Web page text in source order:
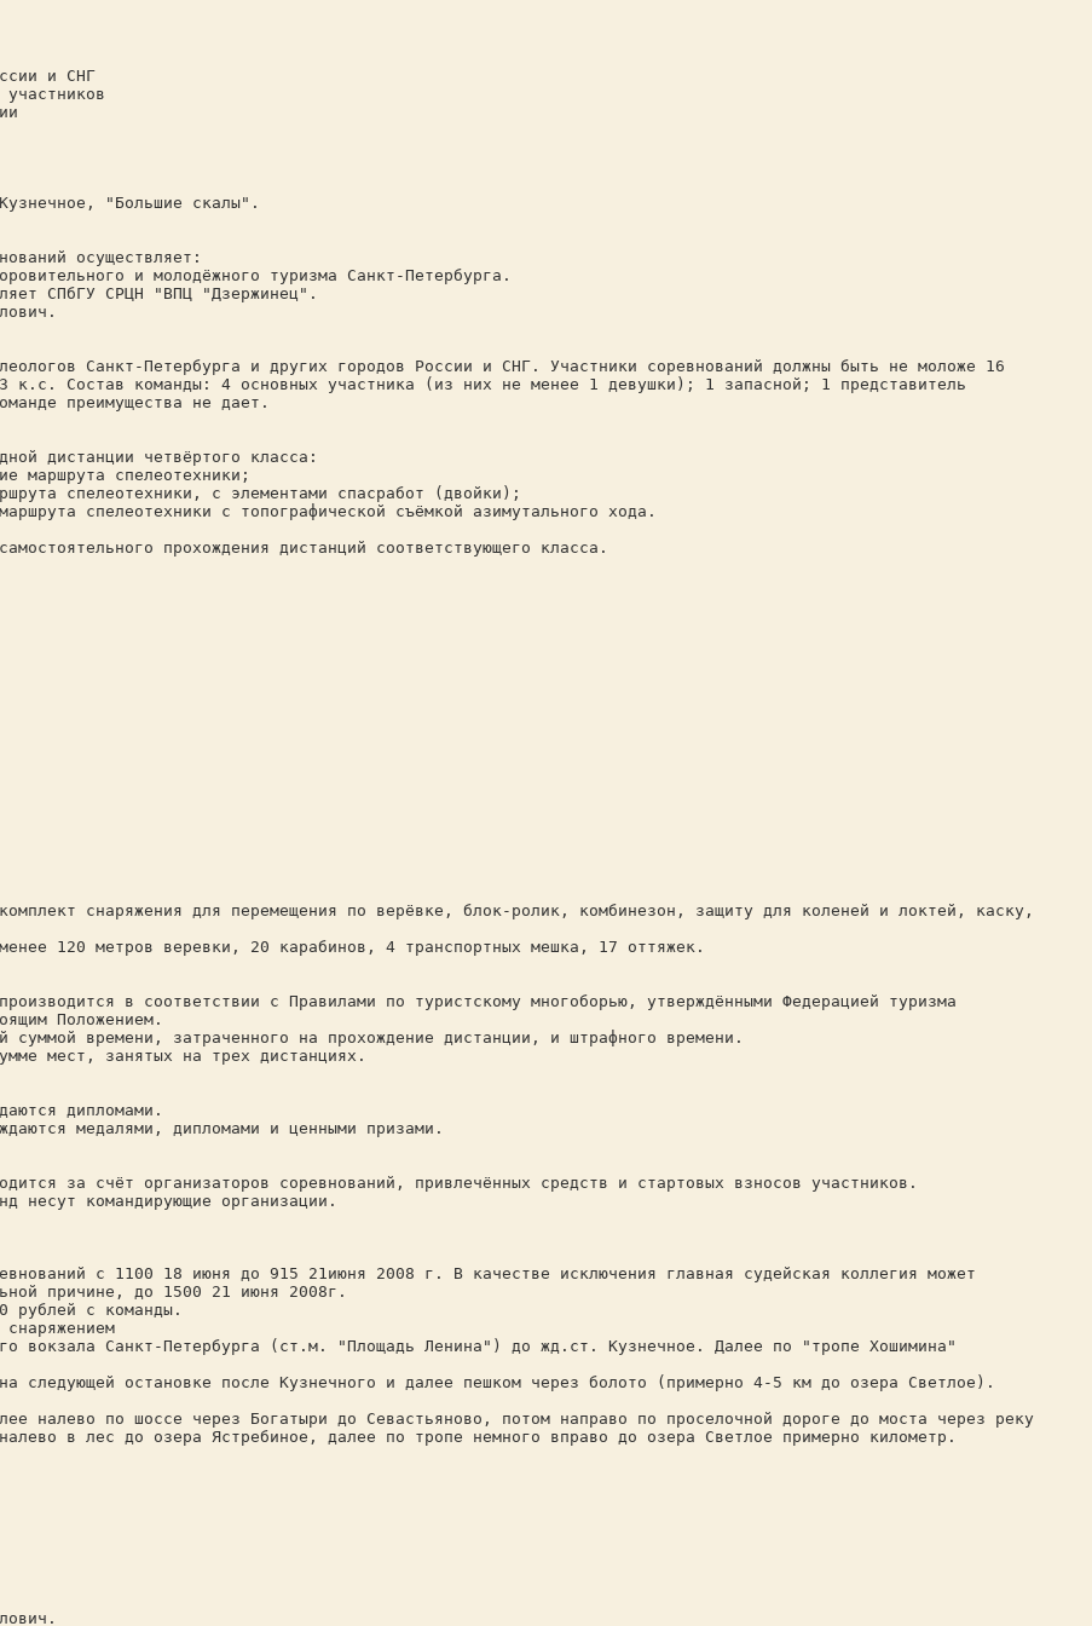
и СНГ
"Большие скалы".
осуществляет:
и молодёжного туризма Санкт-Петербурга.
CПбГУ СРЦН "ВПЦ "Дзержинец".
Санкт-Петербурга и других городов России и СНГ. Участники соревнований должны быть не моложе 16
к.с. Состав команды: 4 основных участника (из них не менее 1 девушки); 1 запасной; 1 представитель
преимущества не дает.
дистанции четвёртого класса:
маршрута спелеотехники;
спелеотехники, с элементами спасработ (двойки);
спелеотехники с топографической съёмкой азимутального хода.
прохождения дистанций соответствующего класса.
снаряжения для перемещения по верёвке, блок-ролик, комбинезон, защиту для коленей и локтей, каску,
120 метров веревки, 20 карабинов, 4 транспортных мешка, 17 оттяжек.
в соответствии с Правилами по туристскому многоборью, утверждёнными Федерацией туризма
Положением.
суммой времени, затраченного на прохождение дистанции, и штрафного времени.
мест, занятых на трех дистанциях.
дипломами.
медалями, дипломами и ценными призами.
за счёт организаторов соревнований, привлечённых средств и стартовых взносов участников.
несут командирующие организации.
с 1100 18 июня до 915 21июня 2008 г. В качестве исключения главная судейская коллегия может
причине, до 1500 21 июня 2008г.
рублей с команды.
вокзала Санкт-Петербурга (ст.м. "Площадь Ленина") до жд.ст. Кузнечное. Далее по "тропе Хошимина"
следующей остановке после Кузнечного и далее пешком через болото (примерно 4-5 км до озера Светлое).
налево по шоссе через Богатыри до Севастьяново, потом направо по проселочной дороге до моста через реку
в лес до озера Ястребиное, далее по тропе немного вправо до озера Светлое примерно километр.